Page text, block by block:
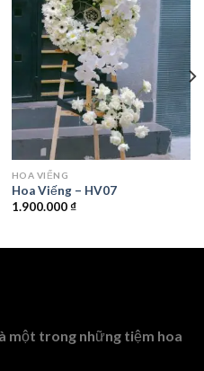
HOA VIẾNG
Hoa Viếng – HV07
1.900.000₫
một trong những tiệm hoa